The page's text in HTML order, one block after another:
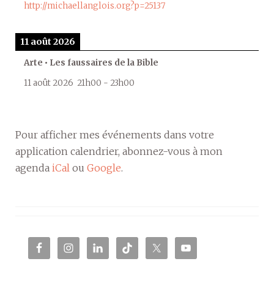
http://michaellanglois.org?p=25137
11 août 2026
Arte • Les faussaires de la Bible
11 août 2026 21h00 - 23h00
Pour afficher mes événements dans votre
application calendrier, abonnez-vous à mon
agenda iCal ou Google.